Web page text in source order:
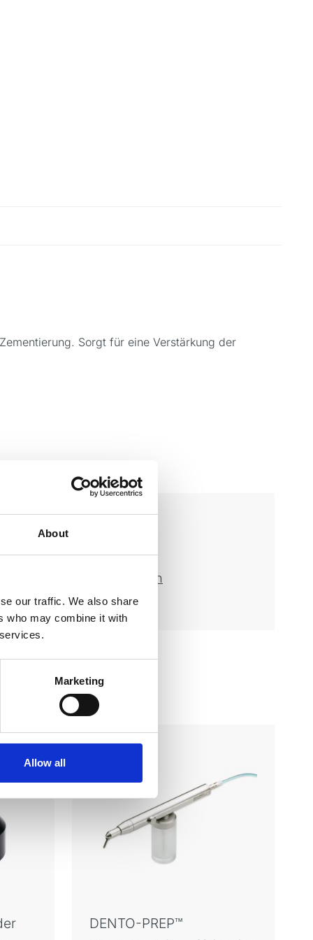
About
our traffic. We also share
who may combine it with
Marketing
Allow all
Sorgt für eine Verstärkung der
herunterladen
herunterladen
herunterladen
DENTO-PREP™